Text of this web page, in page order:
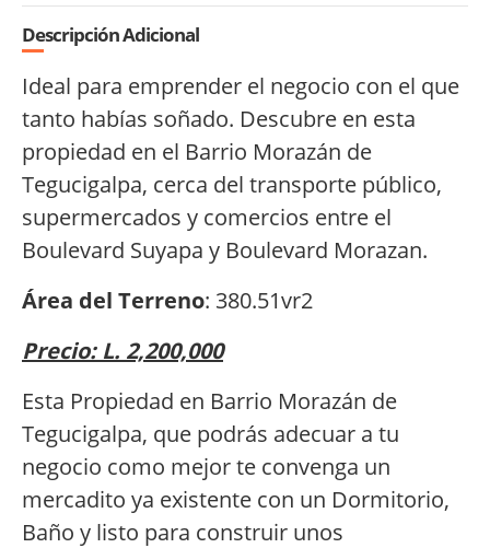
Descripción Adicional
Ideal para emprender el negocio con el que
tanto habías soñado. Descubre en esta
propiedad en el Barrio Morazán de
Tegucigalpa, cerca del transporte público,
supermercados y comercios entre el
Boulevard Suyapa y Boulevard Morazan.
Área del Terreno: 380.51vr2
Precio: L. 2,200,000
Esta Propiedad en Barrio Morazán de
Tegucigalpa, que podrás adecuar a tu
negocio como mejor te convenga un
mercadito ya existente con un Dormitorio,
Baño y listo para construir unos